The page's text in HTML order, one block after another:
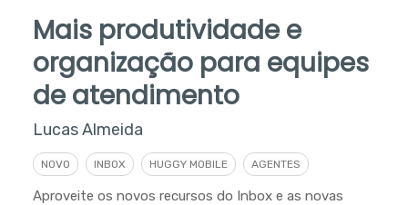
Mais produtividade e
organização para equipes
de atendimento
Lucas Almeida
NOVO INBOX HUGGY MOBILE AGENTES
Aproveite os novos recursos do Inbox e as novas